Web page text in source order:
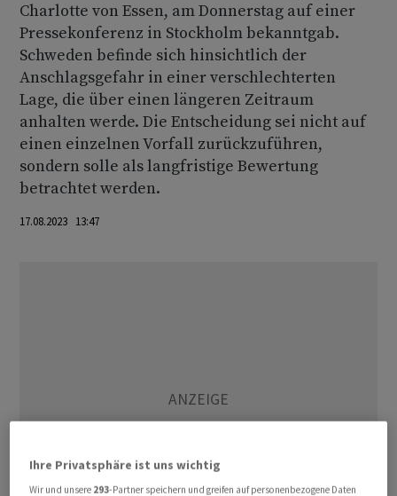
Charlotte von Essen, am Donnerstag auf einer
Pressekonferenz in Stockholm bekanntgab.
Schweden befinde sich hinsichtlich der
Anschlagsgefahr in einer verschlechterten
Lage, die über einen längeren Zeitraum
anhalten werde. Die Entscheidung sei nicht auf
einen einzelnen Vorfall zurückzuführen,
sondern solle als langfristige Bewertung
betrachtet werden.
17.08.2023 13:47
Ihre Privatsphäre ist uns wichtig
Wir und unsere 293-Partner speichern und greifen auf personenbezogene Daten